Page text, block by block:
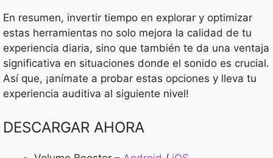
En resumen, invertir tiempo en explorar y optimizar
estas herramientas no solo mejora la calidad de tu
experiencia diaria, sino que también te da una ventaja
significativa en situaciones donde el sonido es crucial.
Así que, ¡anímate a probar estas opciones y lleva tu
experiencia auditiva al siguiente nivel!
DESCARGAR AHORA